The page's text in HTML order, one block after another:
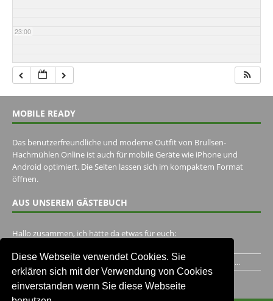
Diese Webseite verwendet Cookies. Sie
erklären sich mit der Verwendung von Cookies
einverstanden wenn Sie diese Webseite
23:00
MOBILE READY
Das benutzerfreundliche und moderne Outfit von Brullsen-
Hachmühlen Online ist auch für mobile Geräte wie iPhone und
Android optimiert. Die Seiten lassen sich im kompaktem Format
öffnen.
AUS UNSEREM GÄSTEBUCH
Hallo zusammen, ich hätte da etwas für euch:
Ich habe ein Jahr im Gasthaus Hugo Pape verbracht..Habe ihn...
Unser Gästebuch besuchen